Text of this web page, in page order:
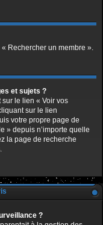
Rechercher un membre ».
et sujets ?
le lien « Voir vos
sur le lien
votre propre page de
» depuis n’importe quelle
la page de recherche
?